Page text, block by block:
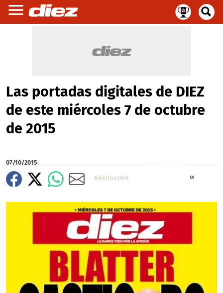
Las portadas digitales de DIEZ
de este miércoles 7 de octubre
de 2015
07/10/2015
X